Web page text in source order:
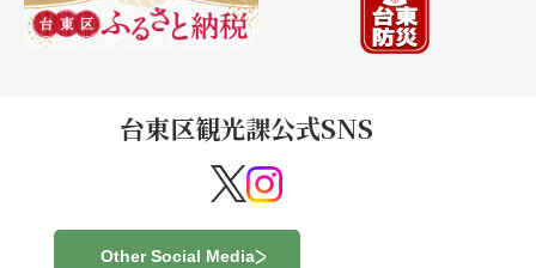
台東区観光課公式SNS
Other Social Media